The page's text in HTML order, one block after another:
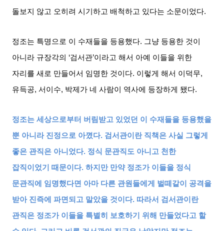
돌보지 않고 오히려 시기하고 배척하고 있다는 소문이었다.
정조는 특명으로 이 수재들을 등용했다. 그냥 등용한 것이
아니라 규장각의 ‘검서관’이라고 해서 아예 이들을 위한
자리를 새로 만들어서 임명한 것이다. 이렇게 해서 이덕무,
유득공,서이수, 박제가 네 사람이 역사에 등장하게 됐다.
정조는 세상으로부터 버림받고 있었던 이 수재들을 등용했을
뿐 아니라 진정으로 아꼈다. 검서관이란 직책은 사실 그렇게
좋은 관직은 아니었다. 정식 문관직도 아니고 천한
잡직이었기 때문이다.하지만 만약 정조가 이들을 정식
문관직에 임명했다면 아마 다른 관원들에게 벌떼같이 공격을
받아 진즉에 파면되고 말았을 것이다. 따라서 검서관이란
관직은 정조가 이들을 특별히 보호하기 위해 만들었다고 할